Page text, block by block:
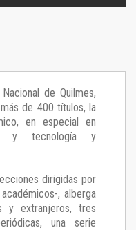
de Quilmes,
de 400 títulos, la
en especial en
y tecnología y
dirigidas por
, alberga
y extranjeros, tres
una serie